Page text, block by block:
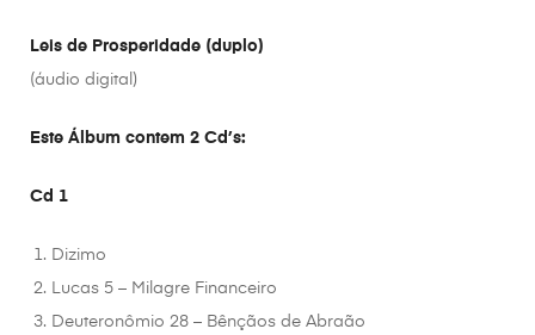
Leis de Prosperidade (duplo)
(áudio digital)
Este Álbum contem 2 Cd’s:
Cd 1
Dizimo
Lucas 5 – Milagre Financeiro
Deuteronômio 28 – Bênçãos de Abraão